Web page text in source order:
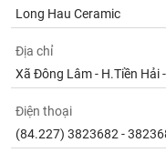
Long Hau Ceramic
Địa chỉ
Xã Đông Lâm - H.Tiền Hải
Điện thoại
(84.227) 3823682 -
Bài
viết
của
tác
giả
(-)